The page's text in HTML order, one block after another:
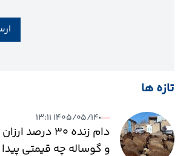
تازه ها
۱۴۰۵/۰۵/۱۴ ۱۳:۱۱
دام زنده ۳۰
و گوساله چه قیمتی